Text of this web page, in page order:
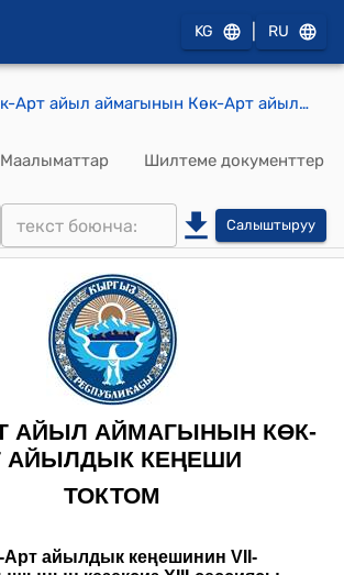
KG RU
Көк-Арт айыл аймагынын Көк-Арт айылдык кеңешинин 2023-жылдын 22-июнундагы № 38 "Көк-Арт айыл өкмөтүнүн Мазар-Булак айылындагы Н. Жумаев көчөсүн асфальттоо үчүн каражаттарды бөлүү жөнүндө" токтому
Маалыматтар Шилтеме документтер
Салыштыруу